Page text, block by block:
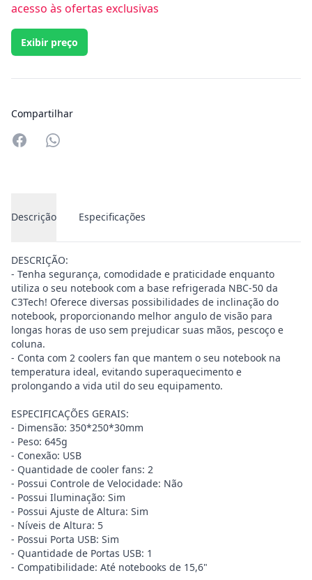
acesso às ofertas exclusivas
Exibir preço
Compartilhar
Compartilhar no Whatsapp
Descrição Especificações
DESCRIÇÃO:
- Tenha segurança, comodidade e praticidade enquanto
utiliza o seu notebook com a base refrigerada NBC-50 da
C3Tech! Oferece diversas possibilidades de inclinação do
notebook, proporcionando melhor angulo de visão para
longas horas de uso sem prejudicar suas mãos, pescoço e
coluna.
- Conta com 2 coolers fan que mantem o seu notebook na
temperatura ideal, evitando superaquecimento e
prolongando a vida util do seu equipamento.
ESPECIFICAÇÕES GERAIS:
- Dimensão: 350*250*30mm
- Peso: 645g
- Conexão: USB
- Quantidade de cooler fans: 2
- Possui Controle de Velocidade: Não
- Possui Iluminação: Sim
- Possui Ajuste de Altura: Sim
- Níveis de Altura: 5
- Possui Porta USB: Sim
- Quantidade de Portas USB: 1
- Compatibilidade: Até notebooks de 15,6"